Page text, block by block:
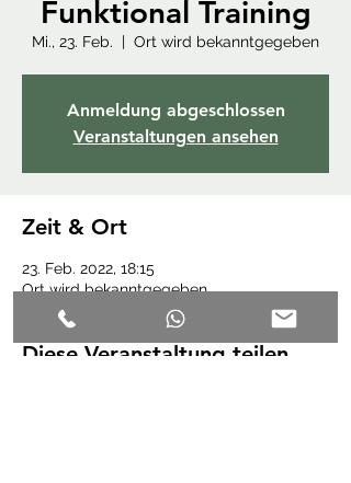
Funktional Training
Mi., 23. Feb.
  |
Ort wird bekanntgegeben
Anmeldung abgeschlossen
Veranstaltungen ansehen
Zeit & Ort
23. Feb. 2022, 18:15
Ort wird bekanntgegeben
Diese Veranstaltung teilen